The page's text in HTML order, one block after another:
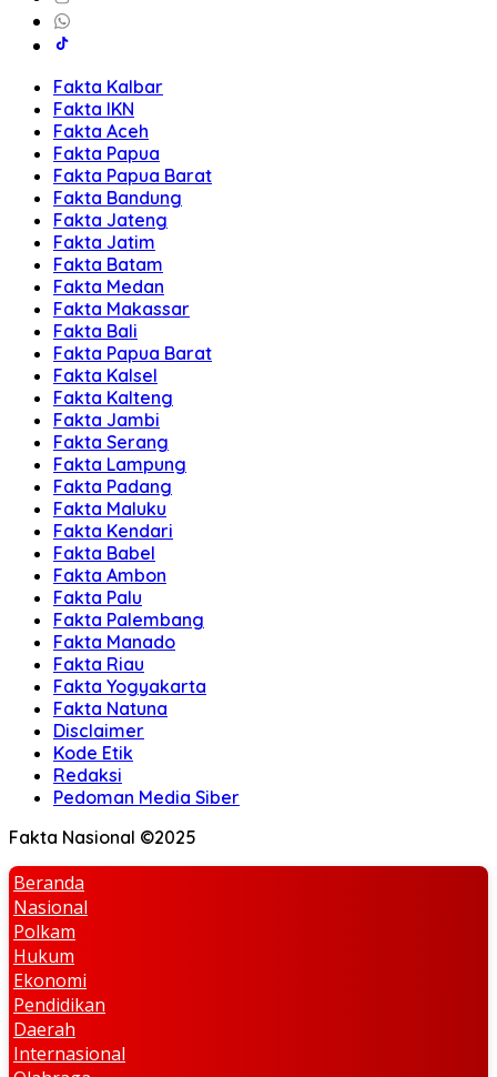
Fakta Kalbar
Fakta IKN
Fakta Aceh
Fakta Papua
Fakta Papua Barat
Fakta Bandung
Fakta Jateng
Fakta Jatim
Fakta Batam
Fakta Medan
Fakta Makassar
Fakta Bali
Fakta Papua Barat
Fakta Kalsel
Fakta Kalteng
Fakta Jambi
Fakta Serang
Fakta Lampung
Fakta Padang
Fakta Maluku
Fakta Kendari
Fakta Babel
Fakta Ambon
Fakta Palu
Fakta Palembang
Fakta Manado
Fakta Riau
Fakta Yogyakarta
Fakta Natuna
Disclaimer
Kode Etik
Redaksi
Pedoman Media Siber
Fakta Nasional ©2025
Beranda
Nasional
Polkam
Hukum
Ekonomi
Pendidikan
Daerah
Internasional